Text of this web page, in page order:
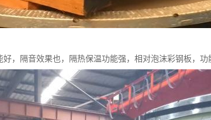
，隔音效果也，隔热保温功能强，相对泡沫彩钢板，功